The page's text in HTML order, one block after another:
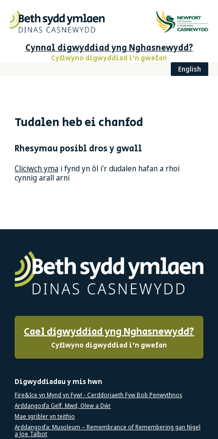
Cynnal digwyddiad yng Nghasnewydd?
Cyflwyno digwyddiad i'n gwefan
English
Tudalen heb ei chanfod
Rhesymau posibl dros y gwall
Cliciwch yma i fynd yn ôl i'r dudalen hafan a rhoi
cynnig arall arni
Cael digwyddiad yng Nghasnewydd?
Cyflwyno digwyddiad i'n gwefan
Digwyddiadau y mis hwn
Fire&Ice yn Mynd yn Fyw! - Cerddoriaeth Fyw Bob Penwythnos
Arddangosfa Gelf. Mwd, Olew a Dŵr
Mae sgribler yn teithio
Arddangosfa: Musoleum – Remembrance of Remembering gan Nigel
a Joe Talbot